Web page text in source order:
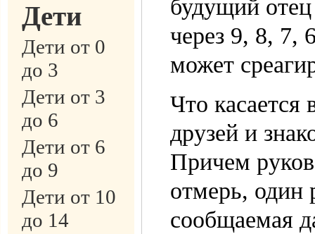
Дети
Дети от 0
до 3
Дети от 3
до 6
Дети от 6
до 9
Дети от 10
до 14
будущий отец
через 9, 8, 7,
может
Что касается
друзей и
Причем
отмерь, один
сообщаемая